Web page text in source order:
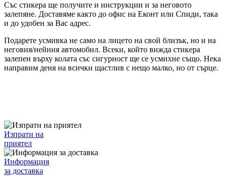
Със стикера ще получите и инструкции и за неговото
залепяне. Доставяме както до офис на Еконт или Спиди, така
и до удобен за Вас адрес.
Подарете усмивка не само на лицето на свой близък, но и на
неговия/нейния автомобил. Всеки, който вижда стикера
залепен върху колата със сигурност ще се усмихне също. Нека
направим деня на всички щастлив с нещо малко, но от сърце.
Изпрати на
приятел
Информация
за доставка